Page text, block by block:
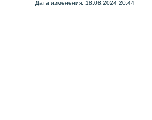
Дата изменения: 18.08.2024 20:44